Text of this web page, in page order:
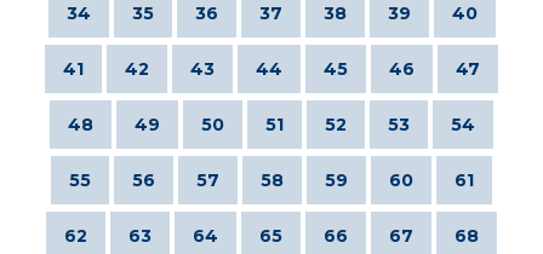
34 35 36 37 38 39 40
41 42 43 44 45 46 47
48 49 50 51 52 53 54
55 56 57 58 59 60 61
62 63 64 65 66 67 68